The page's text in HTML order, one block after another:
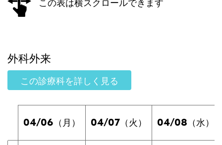
外科外来
この診療科を詳しく見る
04/06 （月） 04/07 （火） 04/08 （水）